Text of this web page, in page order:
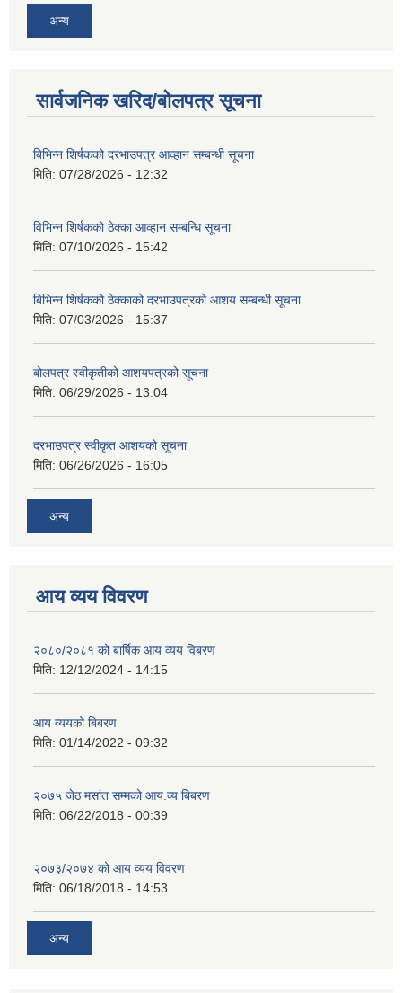
अन्य
सार्वजनिक खरिद/बोलपत्र सूचना
बिभिन्‍न शिर्षकको दरभाउपत्र आव्हान सम्बन्धी सूचना
मिति: 07/28/2026 - 12:32
विभिन्न शिर्षकको ठेक्का आव्हान सम्बन्धि सूचना
मिति: 07/10/2026 - 15:42
बिभिन्‍न शिर्षकको ठेक्काको दरभाउपत्रको आशय सम्बन्धी सूचना
मिति: 07/03/2026 - 15:37
बोलपत्र स्वीकृतीको आशयपत्रको सूचना
मिति: 06/29/2026 - 13:04
दरभाउपत्र स्वीकृत आशयको सूचना
मिति: 06/26/2026 - 16:05
अन्य
आय व्यय विवरण
२०८०/२०८१ को बार्षिक आय व्यय विबरण
मिति: 12/12/2024 - 14:15
आय व्ययको बिबरण
मिति: 01/14/2022 - 09:32
२०७५ जेठ मसांत सम्मको आय.व्य बिबरण
मिति: 06/22/2018 - 00:39
२०७३/२०७४ को आय व्यय विवरण
मिति: 06/18/2018 - 14:53
अन्य